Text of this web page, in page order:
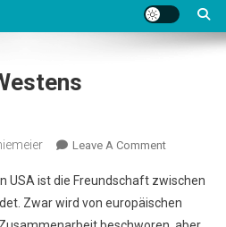
Leave A CommentOn
Ende
Des
USA ist die Freundschaft zwischen
Zwar wird von europäischen